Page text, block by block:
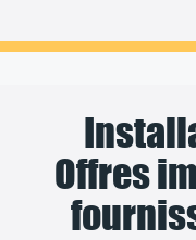
Offres